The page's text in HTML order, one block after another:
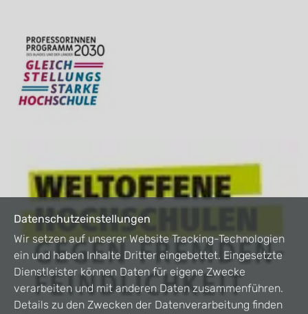
Datenschutzeinstellungen
Wir setzen auf unserer Website Tracking-Technologien
ein und haben Inhalte Dritter eingebettet. Eingesetzte
Dienstleister können Daten für eigene Zwecke
verarbeiten und mit anderen Daten zusammenführen.
Details zu den Zwecken der Datenverarbeitung finden